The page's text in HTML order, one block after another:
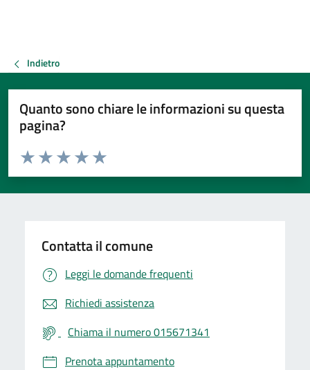
Indietro
Quanto sono chiare le informazioni su questa
pagina?
Valuta da 1 a 5 stelle la pagina
Valuta 5 stelle su 5
Valuta 4 stelle su 5
Valuta 3 stelle su 5
Valuta 2 stelle su 5
Valuta 1 stelle su 5
Contatta il comune
Leggi le domande frequenti
Richiedi assistenza
Chiama il numero 015671341
Prenota appuntamento